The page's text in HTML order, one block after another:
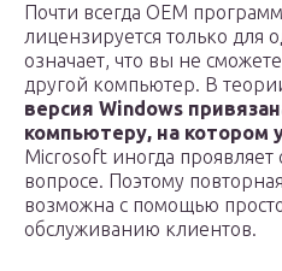
Почти всегда OEM
лицензируется только для
означает, что вы не
другой компьютер. В
версия Windows
компьютеру, на котором
Microsoft иногда проявляет
вопросе. Поэтому
возможна с помощью
обслуживанию клиентов.